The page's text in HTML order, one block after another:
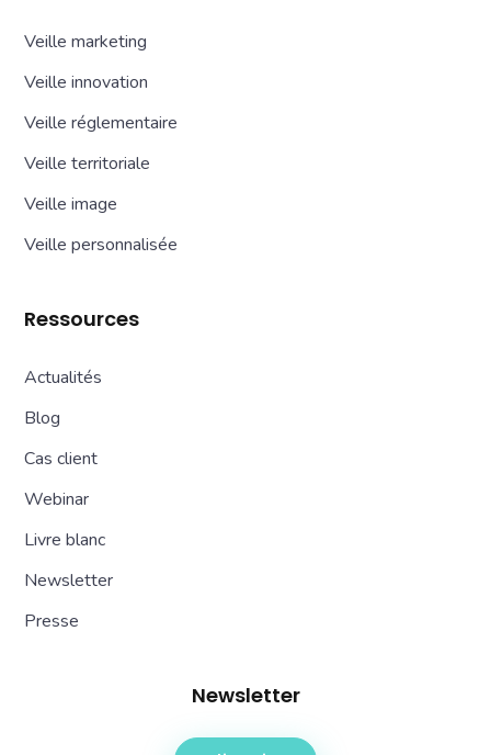
Veille marketing
Veille innovation
Veille réglementaire
Veille territoriale
Veille image
Veille personnalisée
Ressources
Actualités
Blog
Cas client
Webinar
Livre blanc
Newsletter
Presse
Newsletter